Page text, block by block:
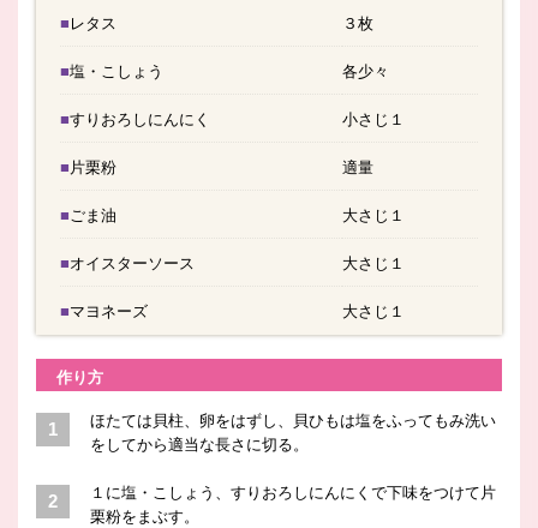
■レタス ３枚
■塩・こしょう 各少々
■すりおろしにんにく 小さじ１
■片栗粉 適量
■ごま油 大さじ１
■オイスターソース 大さじ１
■マヨネーズ 大さじ１
作り方
ほたては貝柱、卵をはずし、貝ひもは塩をふってもみ洗い
をしてから適当な長さに切る。
１に塩・こしょう、すりおろしにんにくで下味をつけて片
栗粉をまぶす。